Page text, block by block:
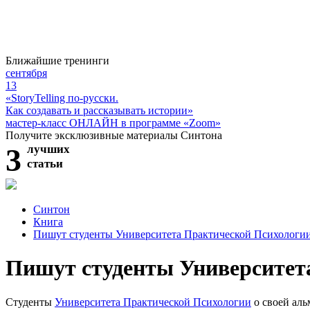
Ближайшие тренинги
сентября
13
«StoryTelling по-русски.
Как создавать и рассказывать истории»
мастер-класс ОНЛАЙН в программе «Zoom»
Получите эксклюзивные материалы Синтона
3 лучших
статьи
Синтон
Книга
Пишут студенты Университета Практической
Пишут студенты
Студенты Университета Практической Психологии о своей